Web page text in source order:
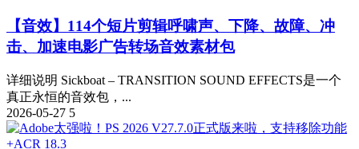
【音效】114个短片剪辑呼啸声、下降、故障、冲
击、加速电影广告转场音效素材包
详细说明 Sickboat – TRANSITION SOUND EFFECTS是一个
真正永恒的音效包，...
2026-05-27 5